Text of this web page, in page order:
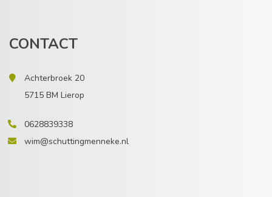
CONTACT
Achterbroek 20
5715 BM Lierop
0628839338
wim@schuttingmenneke.nl